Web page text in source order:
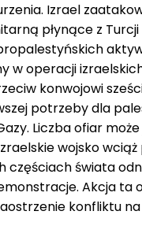
Izrael
płynące z
w operacji
konwojowi
potrzeby dla
Liczba ofiar
wojsko
częściach świata
Akcja ta
konfliktu na